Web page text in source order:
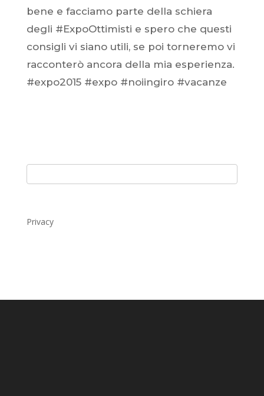
bene e facciamo parte della schiera
degli #ExpoOttimisti e spero che questi
consigli vi siano utili, se poi torneremo vi
racconterò ancora della mia esperienza.
#expo2015 #expo #noiingiro #vacanze
Privacy